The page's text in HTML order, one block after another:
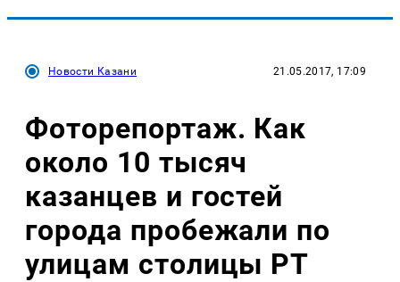
Новости Казани 21.05.2017, 17:09
Фоторепортаж. Как
около 10 тысяч
казанцев и гостей
города пробежали по
улицам столицы РТ